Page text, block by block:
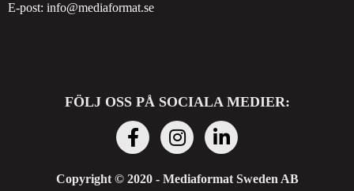
E-post: info@mediaformat.se
FÖLJ OSS PÅ SOCIALA MEDIER:
Copyright © 2020 - Mediaformat Sweden AB